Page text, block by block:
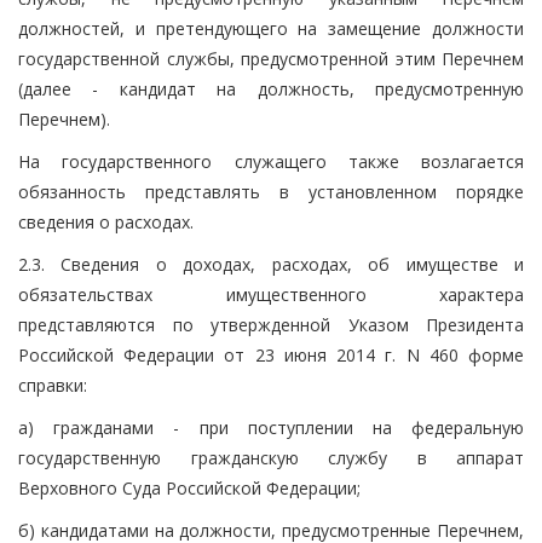
должностей, и претендующего на замещение должности
государственной службы, предусмотренной этим Перечнем
(далее - кандидат на должность, предусмотренную
Перечнем).
На государственного служащего также возлагается
обязанность представлять в установленном порядке
сведения о расходах.
2.3. Сведения о доходах, расходах, об имуществе и
обязательствах имущественного характера
представляются по утвержденной Указом Президента
Российской Федерации от 23 июня 2014 г. N 460 форме
справки:
а) гражданами - при поступлении на федеральную
государственную гражданскую службу в аппарат
Верховного Суда Российской Федерации;
б) кандидатами на должности, предусмотренные Перечнем,